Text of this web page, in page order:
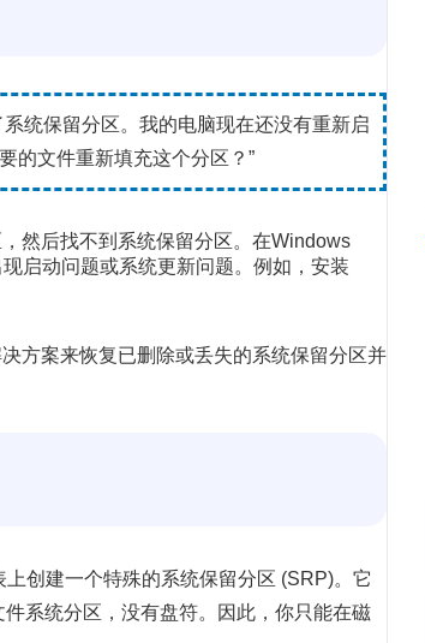
统保留分区。我的电脑现在还没有重新启
的文件重新填充这个分区？”
然后找不到系统保留分区。在Windows
启动问题或系统更新问题。例如，安装
方案来恢复已删除或丢失的系统保留分区并
创建一个特殊的系统保留分区 (SRP)。它
系统分区，没有盘符。因此，你只能在磁